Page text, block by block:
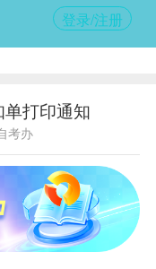
登录/注册
打印通知
考办